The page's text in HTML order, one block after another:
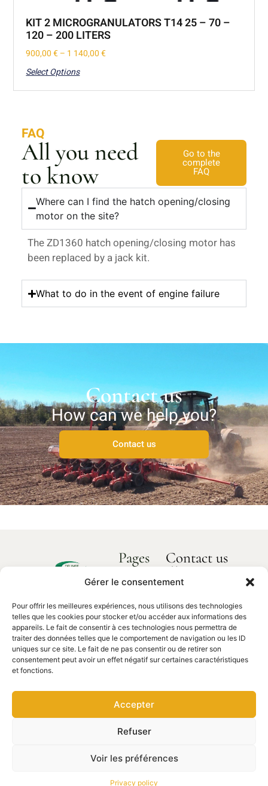
Gérer le consentement
Pour offrir les meilleures expériences, nous utilisons des technologies
telles que les cookies pour stocker et/ou accéder aux informations des
appareils. Le fait de consentir à ces technologies nous permettra de
traiter des données telles que le comportement de navigation ou les ID
uniques sur ce site. Le fait de ne pas consentir ou de retirer son
consentement peut avoir un effet négatif sur certaines caractéristiques
et fonctions.
Accepter
Refuser
Voir les préférences
Privacy policy
KIT 2 MICROGRANULATORS T14 25 – 70 –
120 – 200 LITERS
900,00€– 1 140,00€
Select Options
FAQ
All you need
to know
Go to the
complete
FAQ
Where can I find the hatch opening/closing
motor on the site?
The ZD1360 hatch opening/closing motor has
been replaced by a jack kit.
What to do in the event of engine failure
Contact us
How can we help you?
Contact us
Delimbe
de
Bonport
27340,
Pont de
02 35 23
Pages
Our products
Spare parts
Contact us
How can we
help you?
Contact
us
Privacy
Copyright © 2025
DELIMBE. Website
communication